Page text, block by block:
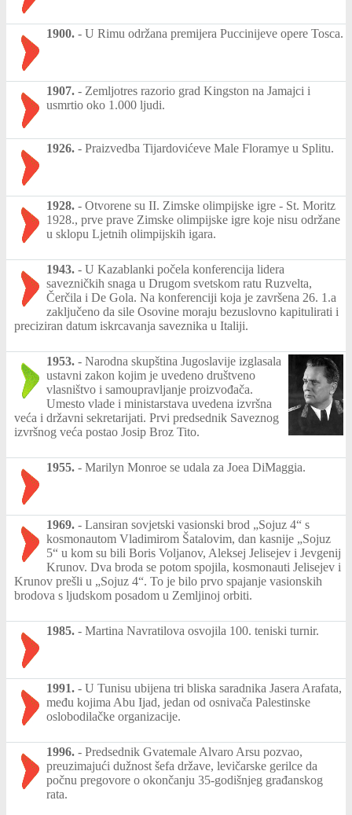
1900. - U Rimu održana premijera Puccinijeve opere Tosca.
1907. - Zemljotres razorio grad Kingston na Jamajci i
usmrtio oko 1.000 ljudi.
1926. - Praizvedba Tijardovićeve Male Floramye u Splitu.
1928. - Otvorene su II. Zimske olimpijske igre - St. Moritz
1928., prve prave Zimske olimpijske igre koje nisu održane
u sklopu Ljetnih olimpijskih igara.
1943. - U Kazablanki počela konferencija lidera
savezničkih snaga u Drugom svetskom ratu Ruzvelta,
Čerčila i De Gola. Na konferenciji koja je završena 26. 1.a
zaključeno da sile Osovine moraju bezuslovno kapitulirati i
preciziran datum iskrcavanja saveznika u Italiji.
1953. - Narodna skupština Jugoslavije izglasala
ustavni zakon kojim je uvedeno društveno
vlasništvo i samoupravljanje proizvođača.
Umesto vlade i ministarstava uvedena izvršna
veća i državni sekretarijati. Prvi predsednik Saveznog
izvršnog veća postao Josip Broz Tito.
1955. - Marilyn Monroe se udala za Joea DiMaggia.
1969. - Lansiran sovjetski vasionski brod „Sojuz 4“ s
kosmonautom Vladimirom Šatalovim, dan kasnije „Sojuz
5“ u kom su bili Boris Voljanov, Aleksej Jelisejev i Jevgenij
Krunov. Dva broda se potom spojila, kosmonauti Jelisejev i
Krunov prešli u „Sojuz 4“. To je bilo prvo spajanje vasionskih
brodova s ljudskom posadom u Zemljinoj orbiti.
1985. - Martina Navratilova osvojila 100. teniski turnir.
1991. - U Tunisu ubijena tri bliska saradnika Jasera Arafata,
među kojima Abu Ijad, jedan od osnivača Palestinske
oslobodilačke organizacije.
1996. - Predsednik Gvatemale Alvaro Arsu pozvao,
preuzimajući dužnost šefa države, levičarske gerilce da
počnu pregovore o okončanju 35-godišnjeg građanskog
rata.